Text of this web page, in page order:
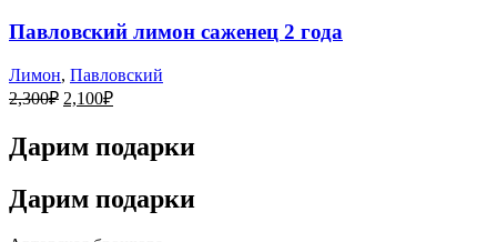
Павловский лимон саженец 2 года
Лимон, Павловский
2,300₽ Первоначальная
2,300₽.
2,100₽Текущая
Дарим подарки
Дарим подарки